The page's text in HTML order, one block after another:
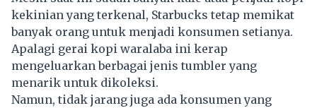
kekinian yang terkenal, Starbucks tetap memikat
banyak orang untuk menjadi konsumen setianya.
Apalagi gerai kopi waralaba ini kerap
mengeluarkan berbagai jenis tumbler yang
menarik untuk dikoleksi.
Namun, tidak jarang juga ada konsumen yang